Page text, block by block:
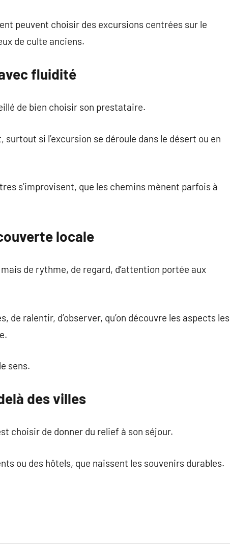
peuvent choisir des excursions centrées sur le
de culte anciens.
fluidité
de bien choisir son prestataire.
si l’excursion se déroule dans le désert ou en
s’improvisent, que les chemins mènent parfois à
locale
de rythme, de regard, d’attention portée aux
de ralentir, d’observer, qu’on découvre les aspects les
sens.
des villes
choisir de donner du relief à son séjour.
ou des hôtels, que naissent les souvenirs durables.